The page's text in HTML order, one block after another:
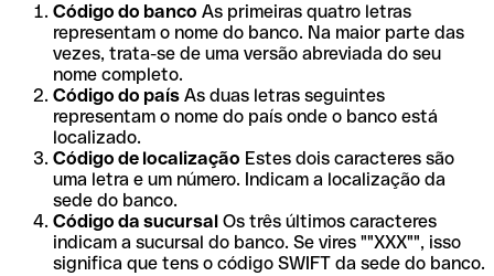
Código do banco As primeiras quatro letras
representam o nome do banco. Na maior parte das
vezes, trata-se de uma versão abreviada do seu
nome completo.
Código do país As duas letras seguintes
representam o nome do país onde o banco está
localizado.
Código de localização Estes dois caracteres são
uma letra e um número. Indicam a localização da
sede do banco.
Código da sucursal Os três últimos caracteres
indicam a sucursal do banco. Se vires ""XXX"", isso
significa que tens o código SWIFT da sede do banco.